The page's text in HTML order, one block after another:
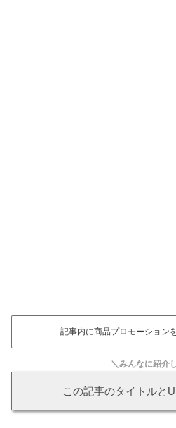
記事内に商品プロモーション
＼みんなに紹介
この記事のタイトルと